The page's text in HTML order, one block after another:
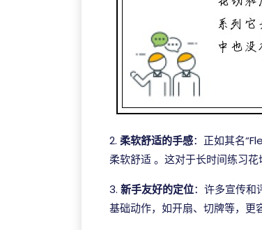
2. 柔软舒适的手感：正如其名
柔软舒适 。这对于长时间练习花
3. 新手友好的定位：许多宣传和
基础动作，如开扇、切牌等，更